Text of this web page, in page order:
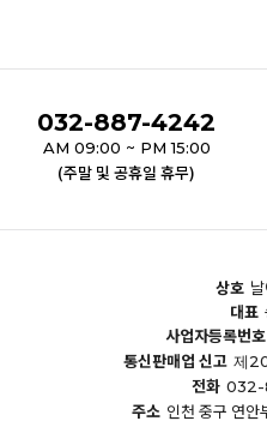
032-887-4242
AM 09:00 ~ PM 15:00
(주말 및 공휴일 휴무)
상호
대표
사업자등록번호
통신판매업 신고 제
전화
주소 인천 중구 연안